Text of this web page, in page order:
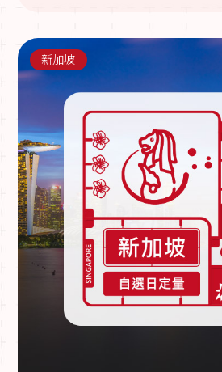
新加坡